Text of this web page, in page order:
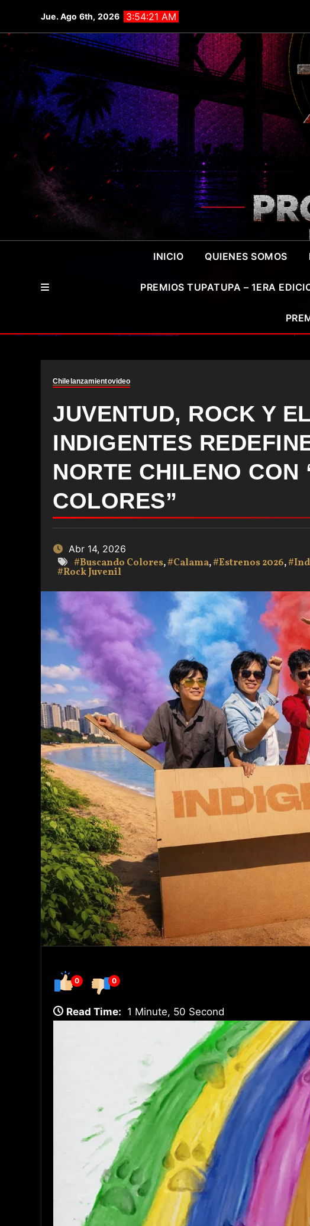
Jue. Ago 6th, 2026 3:54:23 AM
INICIO QUIENES SOMOS
PREMIOS TUPATUPA – 1ERA
Chile lanzamientovideo
JUVENTUD, ROCK Y
INDIGENTES
NORTE CHILENO CON
COLORES”
Abr 14, 2026
#Buscando Colores,#Calama,#Estrenos 2026,
#Rock Juvenil
0 0
Read Time: 1 Minute, 50 Second